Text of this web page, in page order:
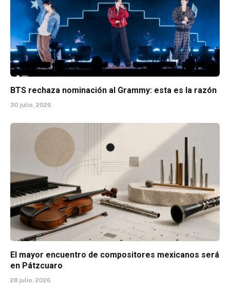
BTS rechaza nominación al Grammy: esta es la razón
30 julio, 2026
El mayor encuentro de compositores mexicanos será
en Pátzcuaro
28 julio, 2026